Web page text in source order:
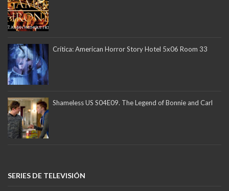
Crítica: American Horror Story Hotel 5x06 Room 33
Shameless US S04E09. The Legend of Bonnie and Carl
SERIES DE TELEVISIÓN